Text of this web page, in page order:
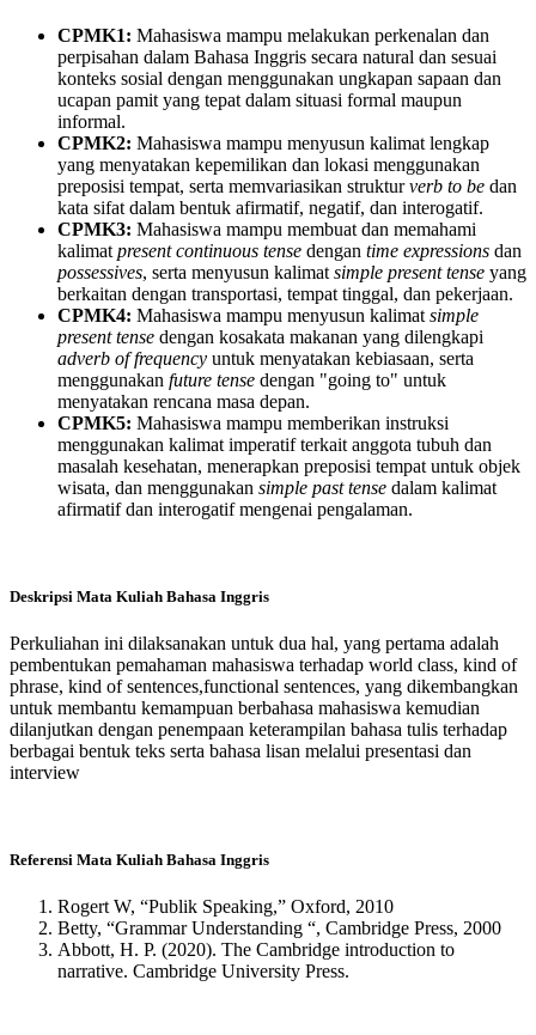
CPMK1: Mahasiswa mampu melakukan perkenalan dan
perpisahan dalam Bahasa Inggris secara natural dan sesuai
konteks sosial dengan menggunakan ungkapan sapaan dan
ucapan pamit yang tepat dalam situasi formal maupun
informal.
CPMK2: Mahasiswa mampu menyusun kalimat lengkap
yang menyatakan kepemilikan dan lokasi menggunakan
preposisi tempat, serta memvariasikan strukturverb to be dan
kata sifat dalam bentuk afirmatif, negatif, dan interogatif.
CPMK3: Mahasiswa mampu membuat dan memahami
kalimat present continuous tense dengan time expressions dan
possessives, serta menyusun kalimat simple present tense yang
berkaitan dengan transportasi, tempat tinggal, dan pekerjaan.
CPMK4: Mahasiswa mampu menyusun kalimat simple
present tense dengan kosakata makanan yang dilengkapi
adverb of frequency untuk menyatakan kebiasaan, serta
menggunakan future tense dengan "going to" untuk
menyatakan rencana masa depan.
CPMK5: Mahasiswa mampu memberikan instruksi
menggunakan kalimat imperatif terkait anggota tubuh dan
masalah kesehatan, menerapkan preposisi tempat untuk objek
wisata, dan menggunakan simple past tense dalam kalimat
afirmatif dan interogatif mengenai pengalaman.
Deskripsi Mata Kuliah Bahasa Inggris
Perkuliahan ini dilaksanakan untuk dua hal, yang pertama adalah
pembentukan pemahaman mahasiswa terhadap world class, kind of
phrase, kind of sentences,functional sentences, yang dikembangkan
untuk membantu kemampuan berbahasa mahasiswa kemudian
dilanjutkan dengan penempaan keterampilan bahasa tulis terhadap
berbagai bentuk teks serta bahasa lisan melalui presentasi dan
interview
Referensi Mata Kuliah Bahasa Inggris
Rogert W, “Publik Speaking,” Oxford, 2010
Betty, “Grammar Understanding “, Cambridge Press, 2000
Abbott, H. P. (2020). The Cambridge introduction to
narrative. Cambridge University Press.